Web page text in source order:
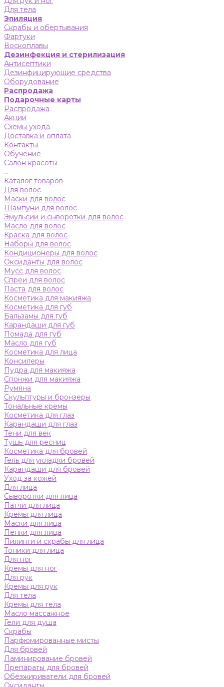
Для тела
Эпиляция
Скрабы и обертывания
Фартуки
Воскоплавы
Дезинфекция и стерилизация
Антисептики
Дезинфицирующие средства
Оборудование
Распродажа
Подарочные карты
Распродажа
Акции
Схемы ухода
Доставка и оплата
Контакты
Обучение
Салон красоты
...
Каталог товаров
Для волос
Маски для волос
Шампуни для волос
Эмульсии и сыворотки для волос
Масло для волос
Краска для волос
Наборы для волос
Кондиционеры для волос
Оксиданты для волос
Мусс для волос
Спреи для волос
Паста для волос
Косметика для макияжа
Косметика для губ
Бальзамы для губ
Карандаши для губ
Помада для губ
Масло для губ
Косметика для лица
Консилеры
Пудра для макияжа
Спонжи для макияжа
Румяна
Скульптуры и бронзеры
Тональные кремы
Косметика для глаз
Карандаши для глаз
Тени для век
Тушь для ресниц
Косметика для бровей
Гель для укладки бровей
Карандаши для бровей
Уход за кожей
Для лица
Сыворотки для лица
Патчи для лица
Кремы для лица
Маски для лица
Пенки для лица
Пилинги и скрабы для лица
Тоники для лица
Для ног
Кремы для ног
Для рук
Кремы для рук
Для тела
Кремы для тела
Масло массажное
Гели для душа
Скрабы
Парфюмированные мисты
Для бровей
Ламинирование бровей
Препараты для бровей
Обезжириватели для бровей